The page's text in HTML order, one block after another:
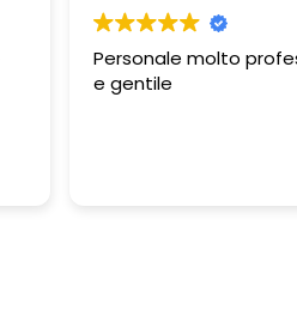
Personale molto
e gentile